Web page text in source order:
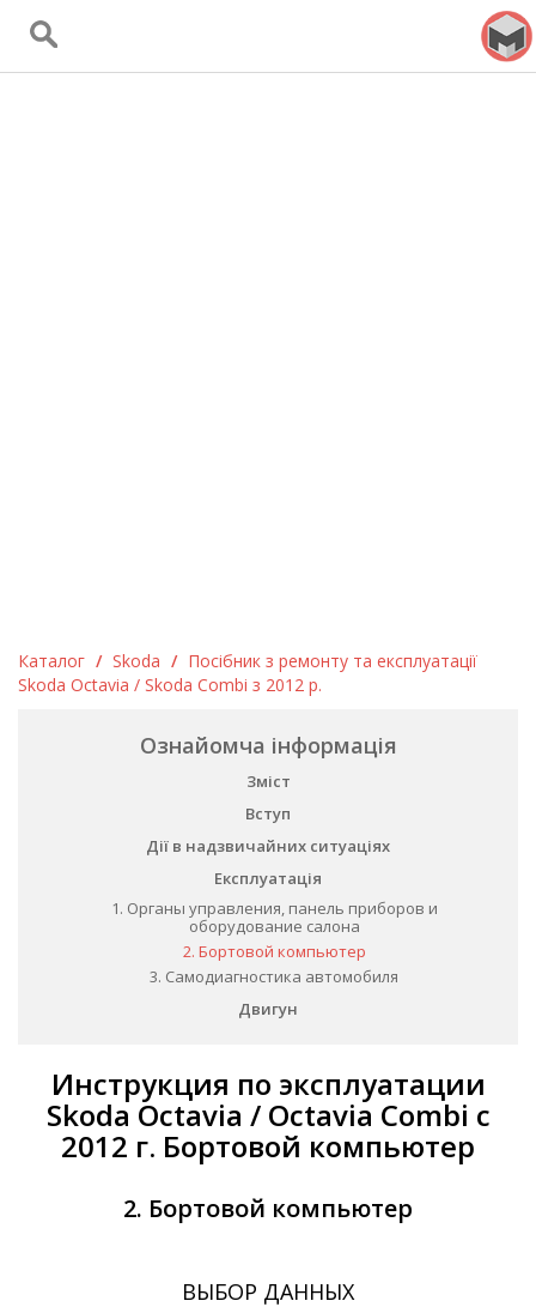
Каталог / Skoda / Посібник з ремонту та експлуатації
Skoda Octavia / Skoda Combi з 2012 р.
Ознайомча інформація
Зміст
Вступ
Дії в надзвичайних ситуаціях
Експлуатація
1. Органы управления, панель приборов и
оборудование салона
2. Бортовой компьютер
3. Самодиагностика автомобиля
Двигун
Инструкция по эксплуатации
Skoda Octavia / Octavia Combi с
2012 г. Бортовой компьютер
2. Бортовой компьютер
ВЫБОР ДАННЫХ